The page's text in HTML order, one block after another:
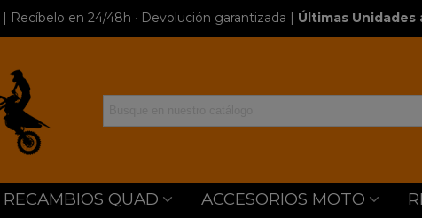
| Recíbelo en 24/48h · Devolución garantizada | Últimas Unidades
RECAMBIOS QUAD ACCESORIOS MOTO